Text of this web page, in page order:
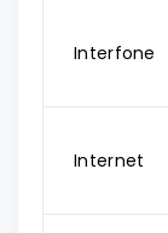
Interfone
Internet